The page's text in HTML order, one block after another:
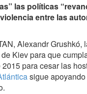
las políticas
entre las
Alexandr Grushkó,
Kiev para que
para cesar las
sigue